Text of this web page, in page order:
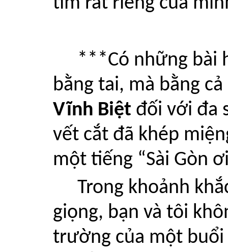
***Có những bài
bằng tai, mà bằng
Vĩnh Biệt đối với đa
vết cắt đã khép
một tiếng “Sài Gòn
Trong khoảnh
giọng, bạn và tôi
trường của một